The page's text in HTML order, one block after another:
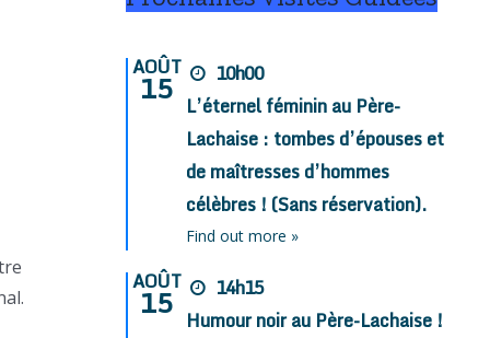
AOÛT
15
10h00
L’éternel féminin au Père-
Lachaise : tombes d’épouses et
de maîtresses d’hommes
célèbres ! (Sans réservation).
Find out more »
AOÛT
15
14h15
Humour noir au Père-Lachaise !